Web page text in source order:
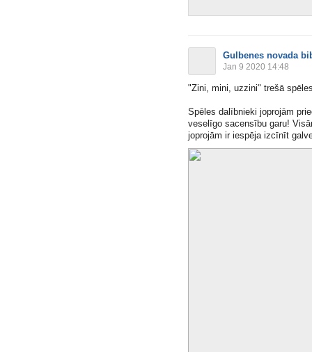
Gulbenes novada
Jan 9 2020 14:48
"Zini, mini, uzzini" trešā
Spēles dalībnieki joprojām
veselīgo sacensību garu!
joprojām ir iespēja izcīnīt